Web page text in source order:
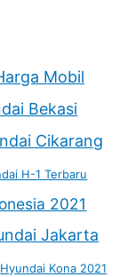
Mobil
Bekasi
Cikarang
H-1 Terbaru
2021
Jakarta
Hyundai Kona 2021